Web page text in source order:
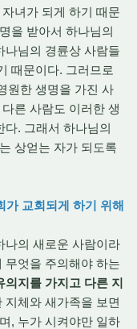
녀가 되게 하기 때문
을 받아서 하나님의
나님의 경륜상 사람들
때문이다. 그러므로
원한 생명을 가진 사
른 사람도 이러한 생
다. 그래서 하나님의
상얻는 자가 되도록
가 교회되게 하기 위해
나의 새로운 사람이라
무엇을 주의해야 하는
의지를 가지고 다른 지
체와 새가족을 보면
, 누가 시켜야만 일하